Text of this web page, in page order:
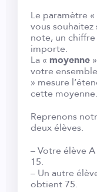
Le paramètre «
vous
note, un chiffre
importe.
La « moyenne
votre
» mesure
cette moyenne.
Reprenons
deux élèves.
– Votre élève
15.
– Un autre
obtient 75.